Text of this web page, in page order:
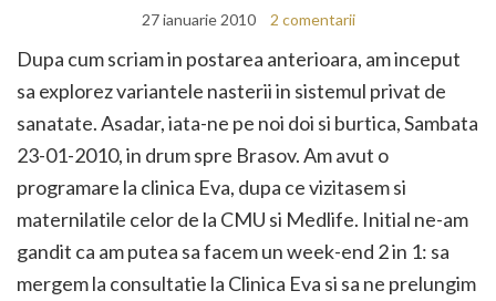
27 ianuarie 2010 2 comentarii
Dupa cum scriam in postarea anterioara, am inceput
sa explorez variantele nasterii in sistemul privat de
sanatate. Asadar, iata-ne pe noi doi si burtica, Sambata
23-01-2010, in drum spre Brasov. Am avut o
programare la clinica Eva, dupa ce vizitasem si
maternilatile celor de la CMU si Medlife. Initial ne-am
gandit ca am putea sa facem un week-end 2 in 1: sa
mergem la consultatie la Clinica Eva si sa ne prelungim